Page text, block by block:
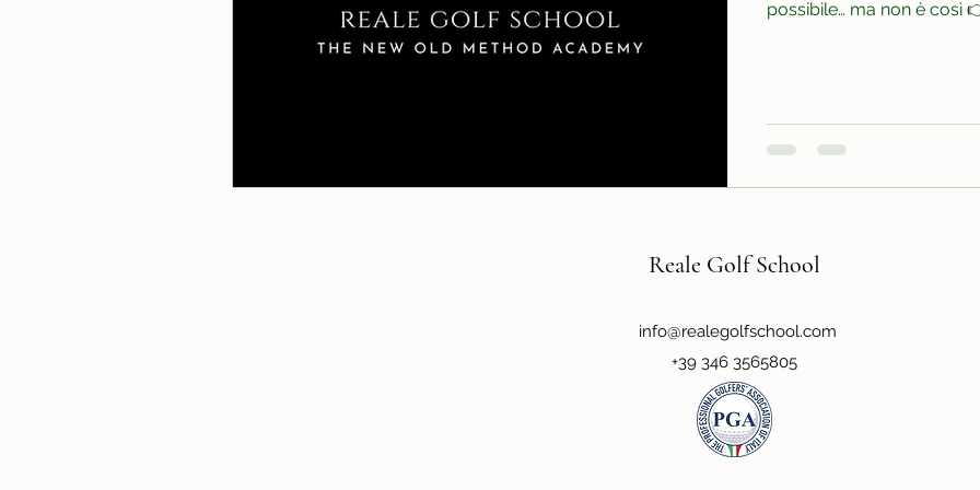
possibile… ma non è così 👉 La chiave è praticare con
📈 Meglio 30 colpi
Reale Golf School
info@realegolfschool.com
+39 346 3565805